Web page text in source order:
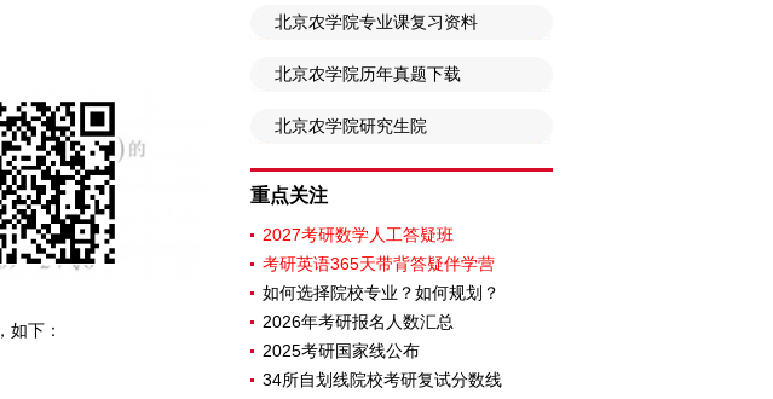
如下：
北京农学院专业课复习资料
北京农学院历年真题下载
北京农学院研究生院
重点关注
2027考研数学人工答疑班
考研英语365天带背答疑伴学营
如何选择院校专业？如何规划？
2026年考研报名人数汇总
2025考研国家线公布
34所自划线院校考研复试分数线